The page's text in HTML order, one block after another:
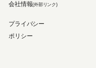
会社情報(外部リンク)
プライバシー
ポリシー